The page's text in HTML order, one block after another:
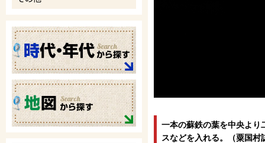
一本の蘇鉄の葉を中央より
スなどを入れる。（粟